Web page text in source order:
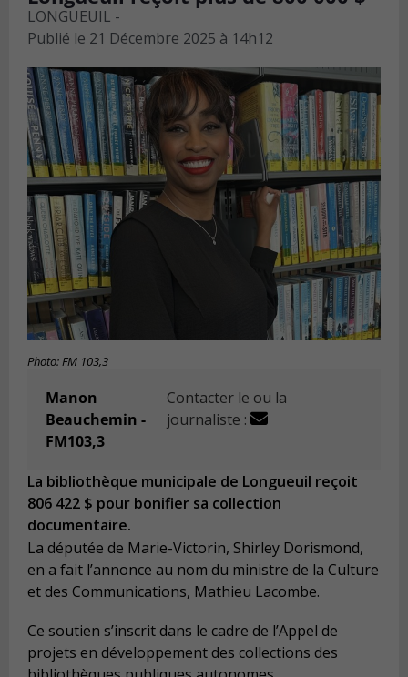
LONGUEUIL -
Publié le 21 Décembre 2025 à 14h12
Photo: FM 103,3
Manon
Beauchemin -
FM103,3
Contacter le ou la
journaliste :
La bibliothèque municipale de Longueuil reçoit
806 422 $ pour bonifier sa collection
documentaire.
La députée de Marie-Victorin, Shirley Dorismond,
en a fait l’annonce au nom du ministre de la Culture
et des Communications, Mathieu Lacombe.
Ce soutien s’inscrit dans le cadre de l’Appel de
projets en développement des collections des